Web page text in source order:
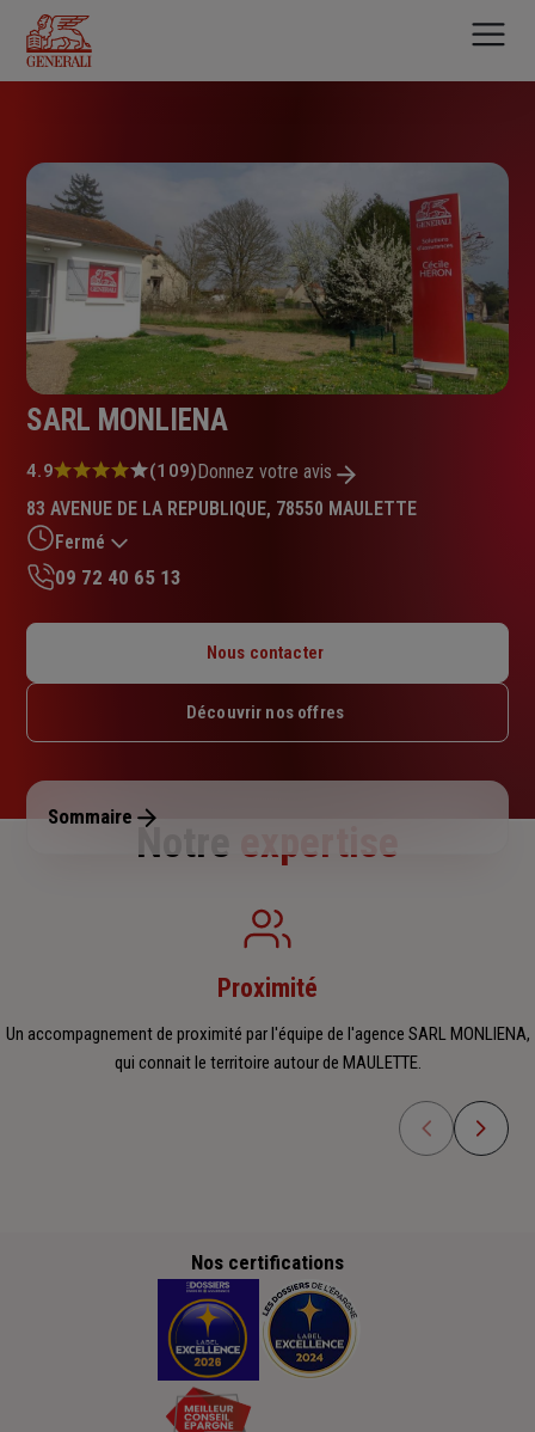
contenu
principal
SARL MONLIENA
Note
4.9
sur
5
étoiles
4.9 (109)Donnez votre avis
83 AVENUE DE LA REPUBLIQUE, 78550 MAULETTE
Fermé
Mardi : 09h30 – 12h30 / 14h – 18h
Jeudi : 09h30 – 12h30 / 14h – 18h
Dimanche : Fermé
09 72 40 65 13
Nous contacter
Découvrir nos offres
Sommaire
Notre expertise
Proximité
Un accompagnement de proximité par l'équipe de l'agence SARL MONLIENA,
qui connait le territoire autour de MAULETTE.
Nos certifications